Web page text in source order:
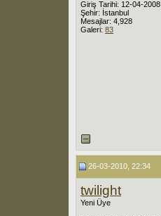
Giriş Tarihi: 12-04-2008
Şehir: İstanbul
Mesajlar: 4,928
Galeri: 83
26-03-2010, 22:34
twilight
Yeni Üye